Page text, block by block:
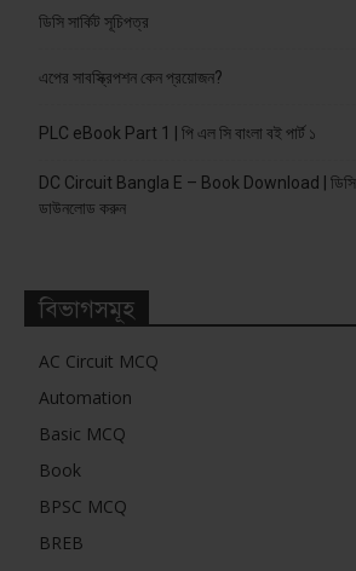
ডিসি সার্কিট সূচিপত্র
এপের সাবস্ক্রিপশন কেন প্রয়োজন?
PLC eBook Part 1 | পি এল সি বাংলা বই পার্ট ১
DC Circuit Bangla E – Book Download | ডিসি
ডাউনলোড করুন
বিভাগসমূহ
AC Circuit MCQ
Automation
Basic MCQ
Book
BPSC MCQ
BREB